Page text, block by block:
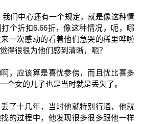
们中心还有一个规定，就是像这种情
个折扣6.66折，像这种情况，呃，哪
一次感动的看着他们急哭的稀里哗啦
得很很为他们感到清晰，呃？
，应该算是喜忧参傍，而且忧比喜多
个女的儿子也是当时就是丢失了。
了十几年，当时他就特别行通，他就
的过程中，他发现很多很多跟他一样